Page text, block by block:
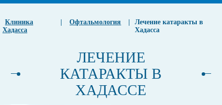
Клиника
Хадасса
Офтальмология
Лечение катаракты в
Хадасса
ЛЕЧЕНИЕ
КАТАРАКТЫ В
ХАДАССЕ